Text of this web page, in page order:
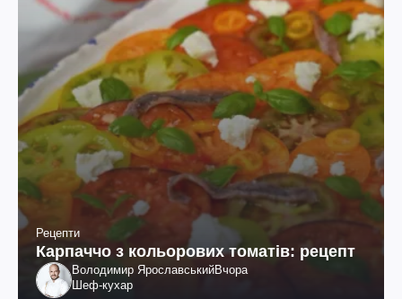
Рецепти
Карпаччо з кольорових томатів: рецепт
Володимир ЯрославськийВчора
Шеф-кухар